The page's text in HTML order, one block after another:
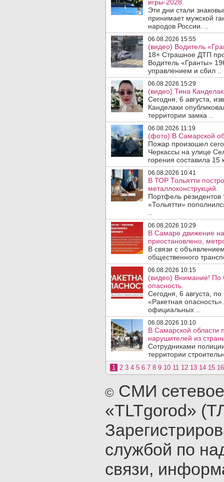
игры-2028.
Эти дни стали
принимает мужской
народов России. ..
06.08.2026 15:55
(видео) Водитель
18+ Страшное ДТП
Водитель «Гранты»
управлением и сбил ..
06.08.2026 15:29
(видео) Тина
Сегодня, 6 августа,
Канделаки
территории замка ..
06.08.2026 11:19
(фото) В Самарской
Пожар произошел
Черкассы на улице
горения составила 15
06.08.2026 10:41
В ТОР Тольятти
металлоконструкций.
Портфель
«Тольятти»
06.08.2026 10:29
В Самаре движение
приостановлено,
В связи с
общественного
06.08.2026 10:15
(видео) Внимание! По
опасность.
Сегодня, 6 августа,
«Ракетная
официальных ..
06.08.2026 10:10
В Самарской области
нарушителей из
Сотрудниками
территории
1 2 3 4 5 6 7 8 9 10 11 12 13 14 15 16
© СМИ
«TLTgorod»
службой по
связи,